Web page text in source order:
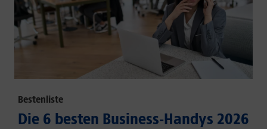
Bestenliste
Die 6 besten Business-Handys 2026